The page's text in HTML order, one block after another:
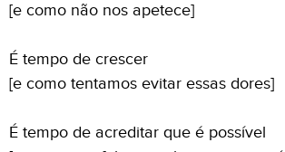
[e como não nos apetece]
É tempo de crescer
[e como tentamos evitar essas dores]
É tempo de acreditar que é possível